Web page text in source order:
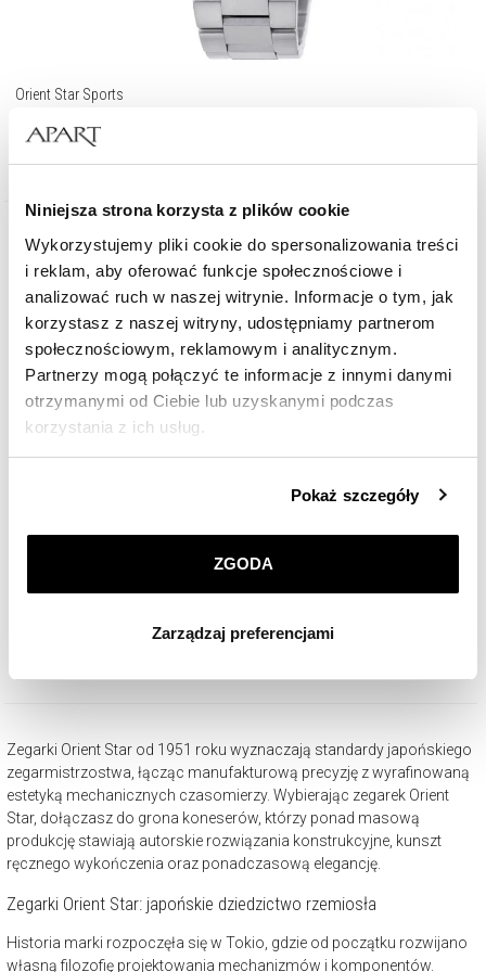
Niniejsza strona korzysta z plików cookie
Wykorzystujemy pliki cookie do spersonalizowania treści
i reklam, aby oferować funkcje społecznościowe i
analizować ruch w naszej witrynie. Informacje o tym, jak
korzystasz z naszej witryny, udostępniamy partnerom
społecznościowym, reklamowym i analitycznym.
Partnerzy mogą połączyć te informacje z innymi danymi
otrzymanymi od Ciebie lub uzyskanymi podczas
korzystania z ich usług.
przez nas plików cookie znajdziesz wPolityce
prywatności.
korzystamy. Możesz również wybrać jaki rodzaj plików
Pokaż szczegóły
ZGODA
Zarządzaj preferencjami
Orient Star Sports
6 370 zł
Orient Star Classic
Zegarki Orient Star od 1951 roku wyznaczają standardy japońskiego
zegarmistrzostwa, łącząc manufakturową precyzję z wyrafinowaną
estetyką mechanicznych czasomierzy. Wybierając zegarek Orient
Star, dołączasz do grona koneserów, którzy ponad masową
produkcję stawiają autorskie rozwiązania konstrukcyjne, kunszt
ręcznego wykończenia oraz ponadczasową elegancję.
Zegarki Orient Star: japońskie dziedzictwo rzemiosła
Historia marki rozpoczęła się w Tokio, gdzie od początku rozwijano
własną filozofię projektowania mechanizmów i komponentów.